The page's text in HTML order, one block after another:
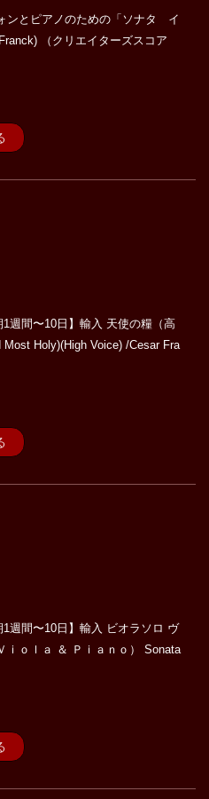
ンとピアノのための「ソナタ イ
（クリエイターズスコア
週間〜10日】輸入 天使の糧（高
Holy)(High Voice) /Cesar Fra
週間〜10日】輸入 ビオラソロ ヴ
ｉｏｌａ ＆ Ｐｉａｎｏ） Sonata